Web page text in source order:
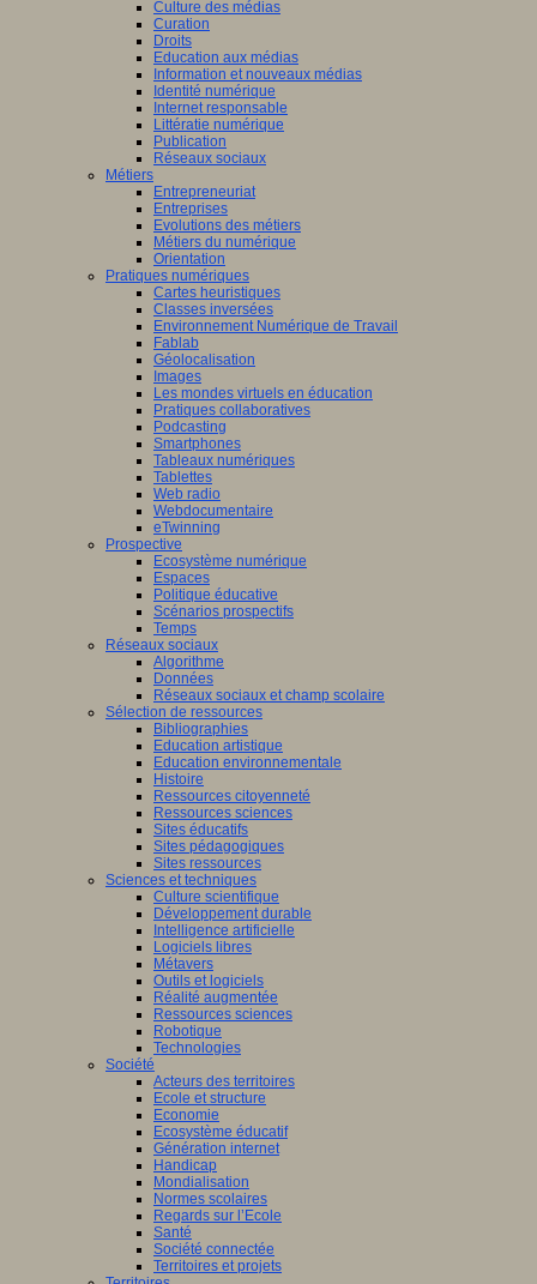
Culture des médias
Curation
Droits
Education aux médias
Information et nouveaux médias
Identité numérique
Internet responsable
Littératie numérique
Publication
Réseaux sociaux
Métiers
Entrepreneuriat
Entreprises
Evolutions des métiers
Métiers du numérique
Orientation
Pratiques numériques
Cartes heuristiques
Classes inversées
Environnement Numérique de Travail
Fablab
Géolocalisation
Images
Les mondes virtuels en éducation
Pratiques collaboratives
Podcasting
Smartphones
Tableaux numériques
Tablettes
Web radio
Webdocumentaire
eTwinning
Prospective
Ecosystème numérique
Espaces
Politique éducative
Scénarios prospectifs
Temps
Réseaux sociaux
Algorithme
Données
Réseaux sociaux et champ scolaire
Sélection de ressources
Bibliographies
Education artistique
Education environnementale
Histoire
Ressources citoyenneté
Ressources sciences
Sites éducatifs
Sites pédagogiques
Sites ressources
Sciences et techniques
Culture scientifique
Développement durable
Intelligence artificielle
Logiciels libres
Métavers
Outils et logiciels
Réalité augmentée
Ressources sciences
Robotique
Technologies
Société
Acteurs des territoires
Ecole et structure
Economie
Ecosystème éducatif
Génération internet
Handicap
Mondialisation
Normes scolaires
Regards sur l’Ecole
Santé
Société connectée
Territoires et projets